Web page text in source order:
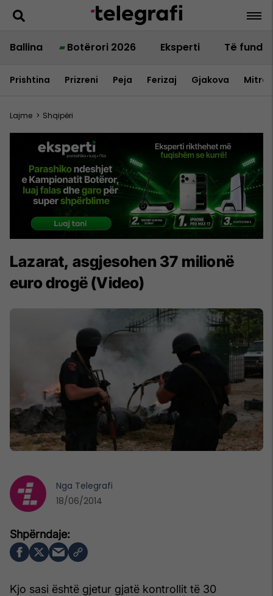
Ballina Botërori 2026 Eksperti Të fundit
Prishtina Prizreni Peja Ferizaj Gjakova
Lajme > Shqipëri
Lazarat, asgjesohen 37 milionë
euro drogë (Video)
Kjo sasi është gjetur gjatë kontrollit të 30
Nga Telegrafi
18/06/2014